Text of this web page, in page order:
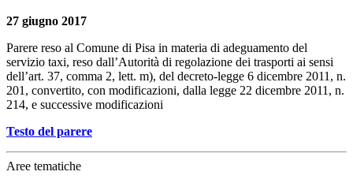
27 giugno 2017
Parere reso al Comune di Pisa in materia di adeguamento del
servizio taxi, reso dall’Autorità di regolazione dei trasporti ai sensi
dell’art. 37, comma 2, lett. m), del decreto-legge 6 dicembre 2011, n.
201, convertito, con modificazioni, dalla legge 22 dicembre 2011, n.
214, e successive modificazioni
Testo del parere
Aree tematiche